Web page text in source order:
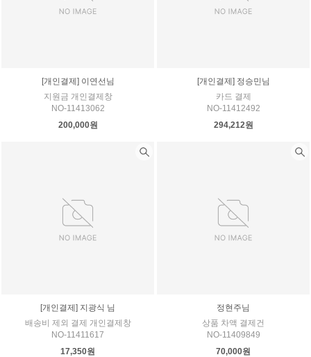
[개인결제] 이연선님
지원금 개인결제창
NO-11413062
200,000원
[개인결제] 정승민님
카드 결제
NO-11412492
294,212원
[개인결제] 지광식 님
배송비 제외 결제 개인결제창
NO-11411617
17,350원
정현주님
상품 차액 결제건
NO-11409849
70,000원